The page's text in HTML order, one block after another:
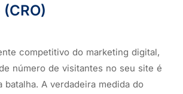
competitivo do marketing digital,
número de visitantes no seu site é
batalha. A verdadeira medida do